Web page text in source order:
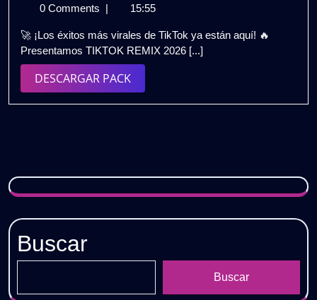
de
de
2026
REMIX
Más
Virales
0 Comments | 15:55
🚀 ¡Los éxitos más virales de TikTok ya están aquí! 🔥
Presentamos TIKTOK REMIX 2026 [...]
DESCARGAR PACKDESCARGAR
PACK
Buscar
Buscar